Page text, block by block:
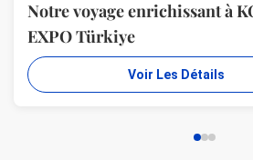
Notre voyage enrichissant à
EXPO Türkiye
Voir Les Détails